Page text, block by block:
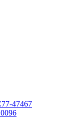
47467